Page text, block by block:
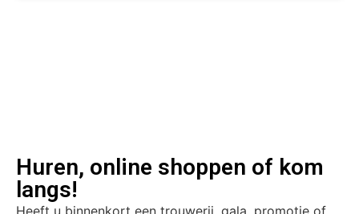
Huren, online shoppen of kom
langs!